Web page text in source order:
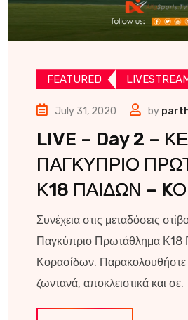
FEATURED
July 31, 2020 by
LIVE – Day 2 –
ΠΑΓΚΥΠΡΙΟ
Κ18 ΠΑΙΔΩΝ –
Συνέχεια στις μεταδόσεις
Παγκύπριο Πρωτάθλημα Κ18
Κορασίδων. Παρακολουθήστε
ζωντανά, αποκλειστικά και σε.